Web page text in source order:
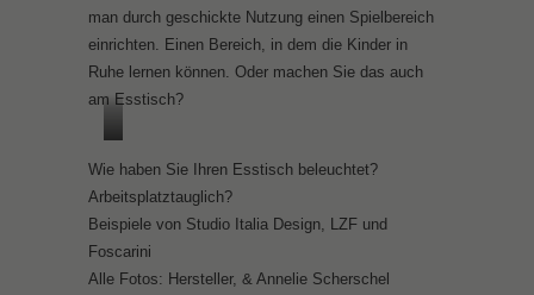
man durch geschickte Nutzung einen Spielbereich
einrichten. Einen Bereich, in dem die Kinder in
Ruhe lernen können. Oder machen Sie das auch
am Esstisch?
Wie haben Sie Ihren Esstisch beleuchtet?
Arbeitsplatztauglich?
Beispiele von Studio Italia Design, LZF und
Foscarini
Alle Fotos: Hersteller, & Annelie Scherschel